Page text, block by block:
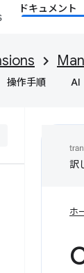
ドキュメント
操作手順 AI
訳
ホ